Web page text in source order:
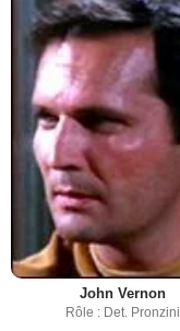
John Vernon
Rôle : Det. Pronzini